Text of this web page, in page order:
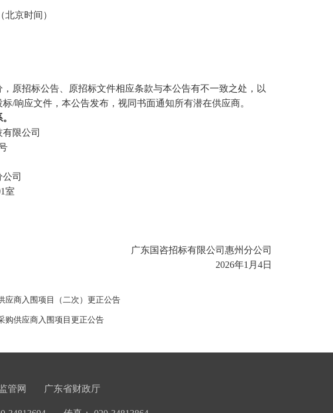
北京时间）
原招标公告、原招标文件相应条款与本公告有不一致之处，以
标/响应文件，本公告发布，视同书面通知所有潜在供应商。
限公司
公司
室
广东国咨招标有限公司惠州分公司
2026年1 月 4日
应商入围项目（二次）更正公告
购供应商入围项目更正公告
管网 广东省财政厅